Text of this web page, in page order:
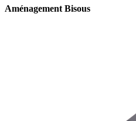
Aménagement Bisous